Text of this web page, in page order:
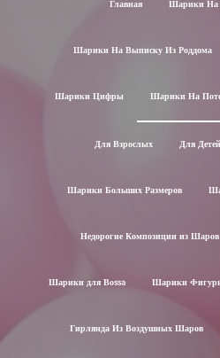
Главная Шарики На
Шарики На Выписку Из Роддома
Шарики Цифры Шарики На
Для Взрослых Для Детей
Шарики Больших Размеров
Недорогие Композиции из Шаров
Шарики для Воssa Шарики
Гирлянда Из Воздушных Шаров